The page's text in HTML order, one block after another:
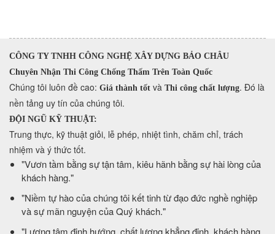
CÔNG TY TNHH CÔNG NGHỆ XÂY DỰNG BẢO CHÂU
Chuyên Nhận Thi Công Chống Thấm Trên Toàn Quốc
​Chúng tôi luôn đề cao: Giá thành tốt và Thi công chất lượng. Đó là
nền tảng uy tín của chúng tôi.
ĐỘI NGŨ KỸ THUẬT:
Trung thực, kỹ thuật giỏi, lễ phép, nhiệt tình, chăm chỉ, trách
nhiệm và ý thức tốt.
​"Vươn tầm bằng sự tận tâm, kiêu hãnh bằng sự hài lòng của
khách hàng."
​"Niềm tự hào của chúng tôi kết tinh từ đạo đức nghề nghiệp
và sự mãn nguyện của Quý khách."
​"Lương tâm định hướng, chất lượng khẳng định, khách hàng